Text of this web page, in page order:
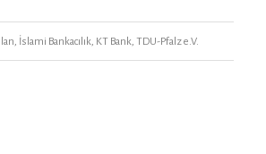
, İslami Bankacılık, KT Bank,TDU-Pfalz e.V.